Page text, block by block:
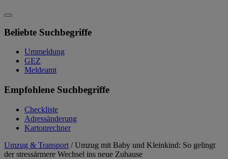
Beliebte Suchbegriffe
Ummeldung
GEZ
Meldeamt
Empfohlene Suchbegriffe
Checkliste
Adressänderung
Kartonrechner
Umzug & Transport / Umzug mit Baby und Kleinkind: So gelingt
der stressärmere Wechsel ins neue Zuhause